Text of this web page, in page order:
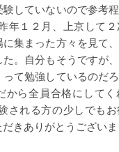
していないので参考
年１２月、上京して
に集まった方々を見て
。自分もそうですが
て勉強しているのだろ
から全員合格にして
される方の少しでも
きありがとうございま